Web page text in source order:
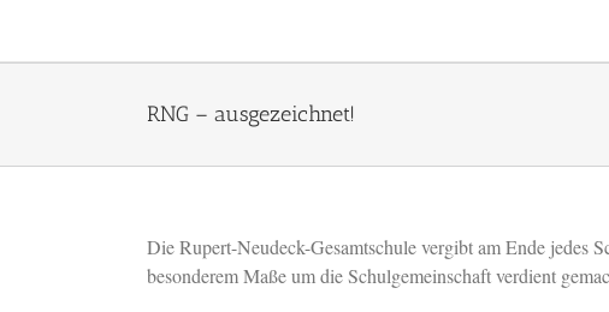
RNG – ausgezeichnet!
Die Rupert-Neudeck-Gesamtschule vergibt am Ende jedes
besonderem Maße um die Schulgemeinschaft verdient